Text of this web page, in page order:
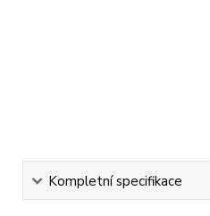
Kompletní specifikace